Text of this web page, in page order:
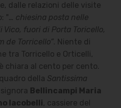
e, dalle relazioni delle visite
"… chiesina posta nelle
fuori di Porta Toricello,
de Torricello”. Niente di
tra Torricello e Orticelli,
chiara al cento per cento.
della Santissima
Bellincampi Maria
Iacobelli, cassiere del